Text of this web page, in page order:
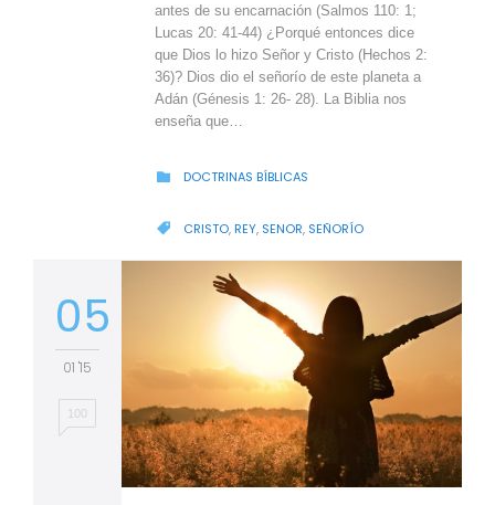
antes de su encarnación (Salmos 110: 1;
Lucas 20: 41-44) ¿Porqué entonces dice
que Dios lo hizo Señor y Cristo (Hechos 2:
36)? Dios dio el señorío de este planeta a
Adán (Génesis 1: 26- 28). La Biblia nos
enseña que…
 CATEGORY
DOCTRINAS BÍBLICAS
 CATEGORY
CRISTO, REY, SENOR, SEÑORÍO
05
01 '15
100